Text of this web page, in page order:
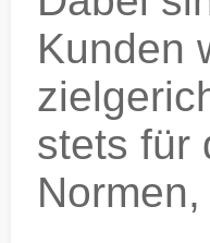
Kunden
stets für